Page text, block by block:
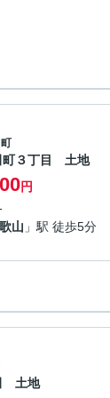
町３丁目 土地
円
山 」駅 徒歩5分
土地